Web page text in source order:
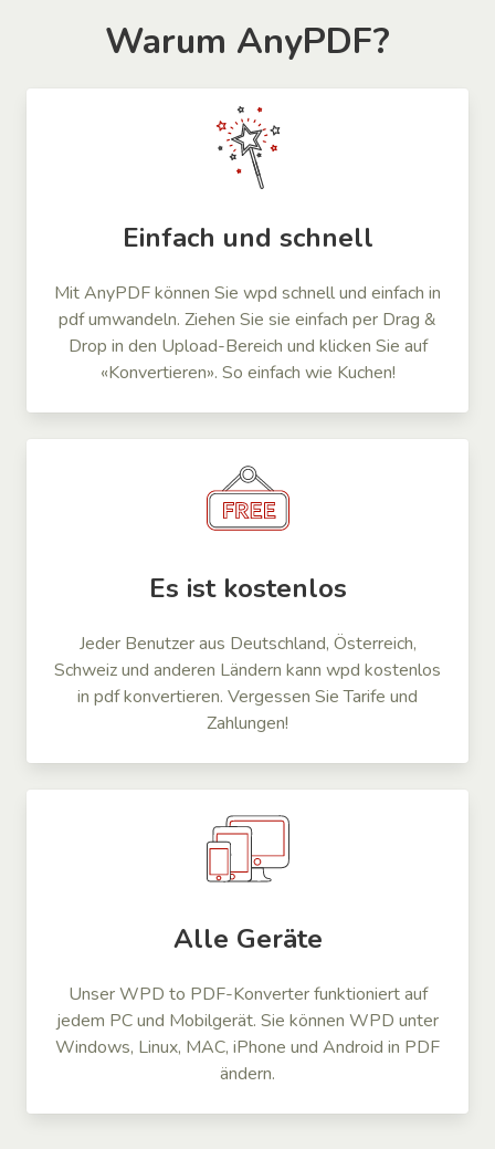
Warum AnyPDF?
Einfach und schnell
Mit AnyPDF können Sie wpd schnell und einfach in
pdf umwandeln. Ziehen Sie sie einfach per Drag &
Drop in den Upload-Bereich und klicken Sie auf
«Konvertieren». So einfach wie Kuchen!
Es ist kostenlos
Jeder Benutzer aus Deutschland, Österreich,
Schweiz und anderen Ländern kann wpd kostenlos
in pdf konvertieren. Vergessen Sie Tarife und
Zahlungen!
Alle Geräte
Unser WPD to PDF-Konverter funktioniert auf
jedem PC und Mobilgerät. Sie können WPD unter
Windows, Linux, MAC, iPhone und Android in PDF
ändern.